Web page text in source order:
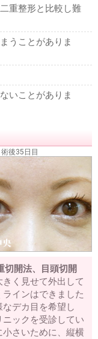
重整形と比較し難
うことがありま
いことがありま
術後35日目
開法、目頭切開
く見せて外出して
インはできました
デカ目を希望し
ックを受診してい
さいために、縦横